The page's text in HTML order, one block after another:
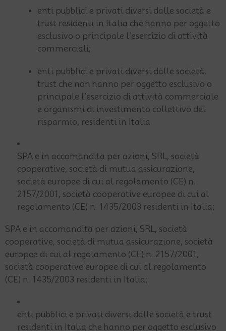
enti pubblici e privati diversi dalle società e
trust residenti in Italia che hanno per oggetto
esclusivo o principale l’esercizio di attività
commerciali;
enti pubblici e privati diversi dalle società,
trust che non hanno per oggetto esclusivo o
principale l’esercizio di attività commerciale
e organismi di investimento collettivo del
risparmio, residenti in Italia
SPA e in accomandita per azioni, SRL, società
cooperative, società di mutua assicurazione,
società europee di cui al regolamento (CE) n.
2157/2001, società cooperative europee di cui al
regolamento (CE) n. 1435/2003 residenti in Italia;
SPA e in accomandita per azioni, SRL, società
cooperative, società di mutua assicurazione, società
europee di cui al regolamento (CE) n. 2157/2001,
società cooperative europee di cui al regolamento
(CE) n. 1435/2003 residenti in Italia;
enti pubblici e privati diversi dalle società e trust
residenti in Italia che hanno per oggetto esclusivo